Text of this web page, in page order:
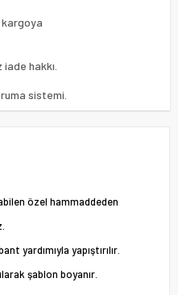
kargoya
hakkı.
sistemi.
özel hammaddeden
yardımıyla yapıştırılır.
şablon boyanır.